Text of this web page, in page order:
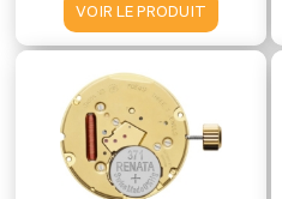
VOIR LE PRODUIT